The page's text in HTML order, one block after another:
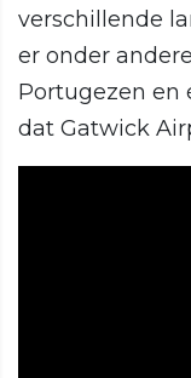
verschillende
er onder
Portugezen en
dat Gatwick